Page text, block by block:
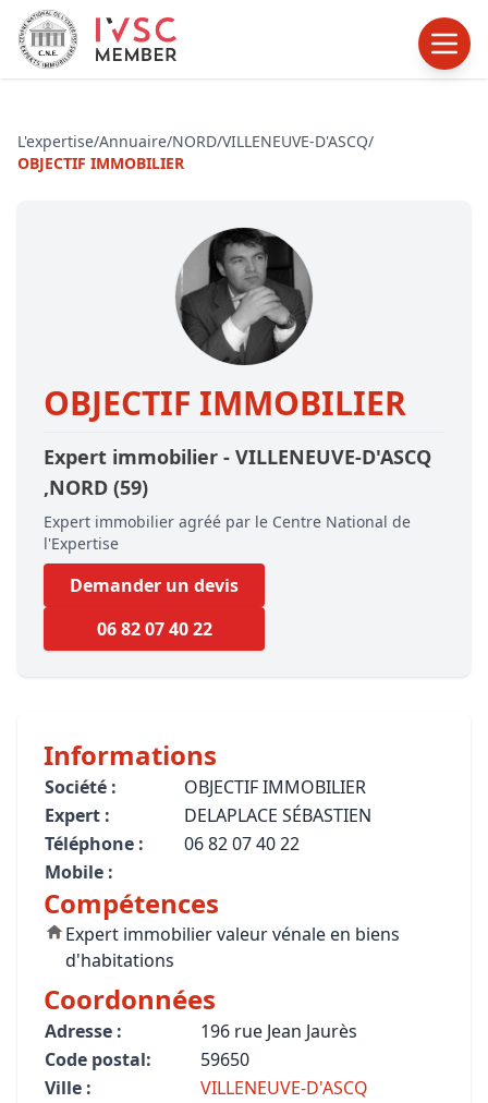
L'expertise/Annuaire/NORD/VILLENEUVE-D'ASCQ/
OBJECTIF IMMOBILIER
OBJECTIF IMMOBILIER
Expert immobilier - VILLENEUVE-D'ASCQ
,NORD (59)
Expert immobilier agréé par le Centre National de
l'Expertise
Demander un devis
06 82 07 40 22
Informations
Société :
OBJECTIF IMMOBILIER
Expert :
DELAPLACE SÉBASTIEN
Téléphone :
06 82 07 40 22
Mobile :
Compétences
Expert immobilier valeur vénale en biens
d'habitations
Coordonnées
Adresse :
196 rue Jean Jaurès
Code postal:
59650
Ville :
VILLENEUVE-D'ASCQ